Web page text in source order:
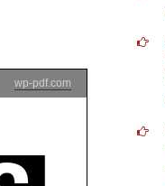
wp-pdf.com